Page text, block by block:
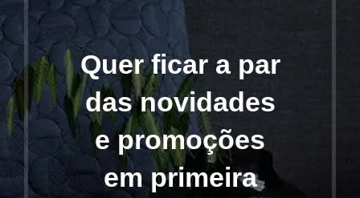
Quer ficar a par
das novidades
e promoções
em primeira